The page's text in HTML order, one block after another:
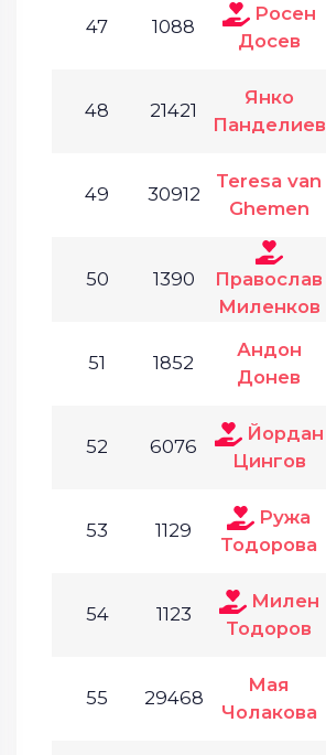
47 1088
Росен
Досев
48 21421
Янко
Панделиев
49 30912
Teresa van
Ghemen
50 1390
Православ
Миленков
51 1852
Андон
Донев
52 6076
Йордан
Цингов
53 1129
Ружа
Тодорова
54 1123
Милен
Тодоров
55 29468
Мая
Чолакова